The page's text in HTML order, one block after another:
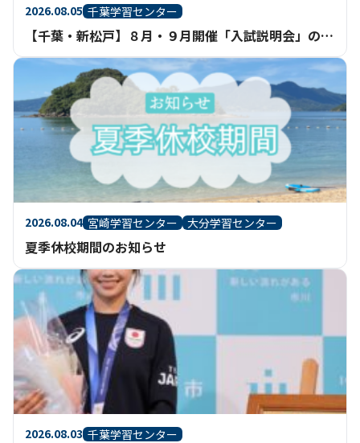
2026.08.05 千葉学習センター
【千葉・新松戸】８月・９月開催「入試説明会」のご案内
2026.08.04 宮崎学習センター 大分学習センター
夏季休校期間のお知らせ
2026.08.03 千葉学習センター